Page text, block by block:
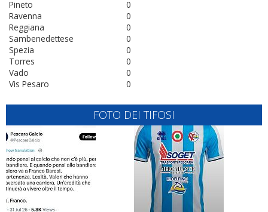
0
Pineto
0
Ravenna
0
Reggiana
0
Sambenedettese
0
Spezia
0
Torres
0
Vado
0
Vis Pesaro
FOTO DEI TIFOSI